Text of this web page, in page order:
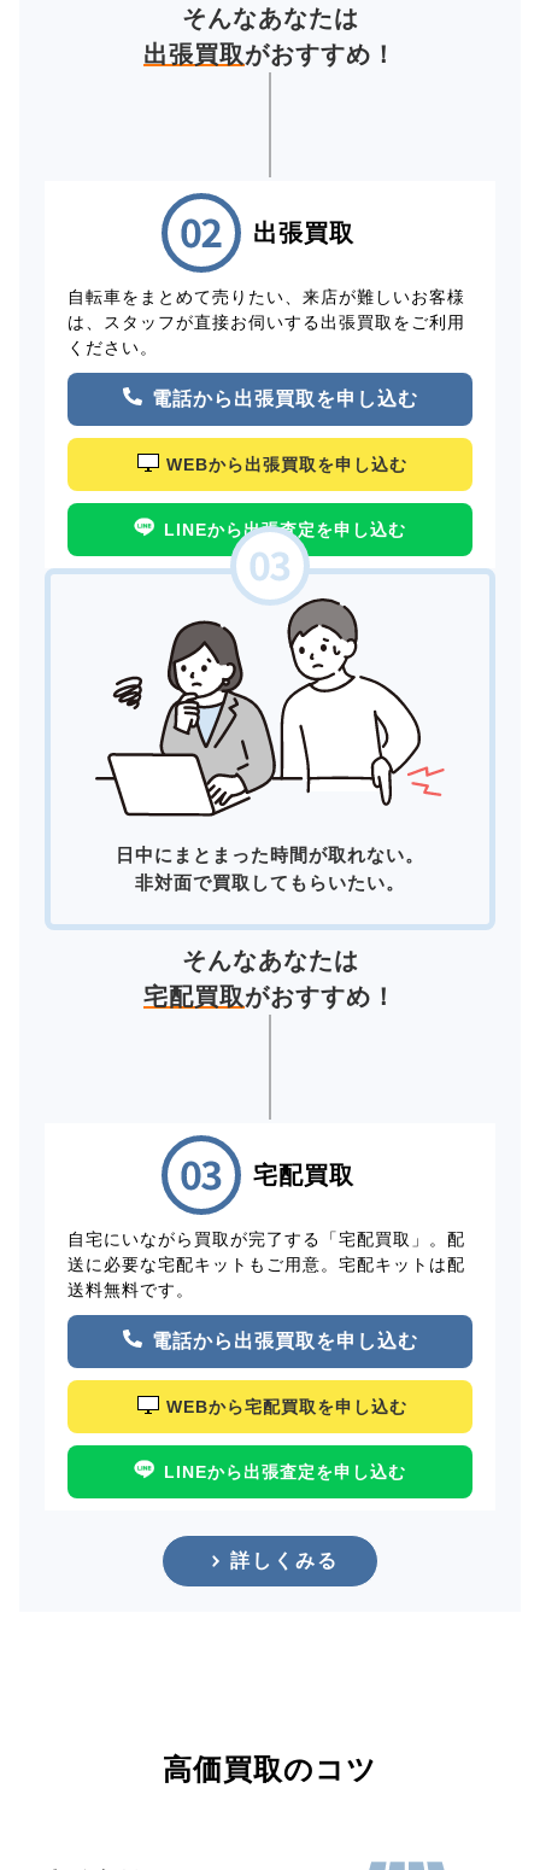
そんなあなたは
出張買取がおすすめ！
出張買取
自転車をまとめて売りたい、来店が難しいお客様
は、スタッフが直接お伺いする出張買取をご利用
ください。
電話から出張買取を申し込む
WEBから出張買取を申し込む
LINEから出張査定を申し込む
日中にまとまった時間が取れない。
非対面で買取してもらいたい。
そんなあなたは
宅配買取がおすすめ！
宅配買取
自宅にいながら買取が完了する「宅配買取」。配
送に必要な宅配キットもご用意。宅配キットは配
送料無料です。
電話から出張買取を申し込む
WEBから宅配買取を申し込む
LINEから出張査定を申し込む
詳しくみる
高価買取のコツ